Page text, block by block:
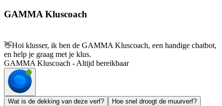
GAMMA Kluscoach
👋Hoi klusser, ik ben de GAMMA Kluscoach, een handige chatbot,
en help je graag met je klus.
GAMMA Kluscoach - Altijd bereikbaar
Wat is de dekking van deze verf?
Hoe snel droogt de muurverf?